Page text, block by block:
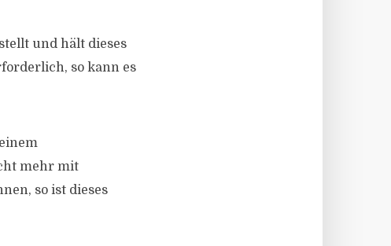
und hält dieses
so kann es
mehr mit
so ist dieses